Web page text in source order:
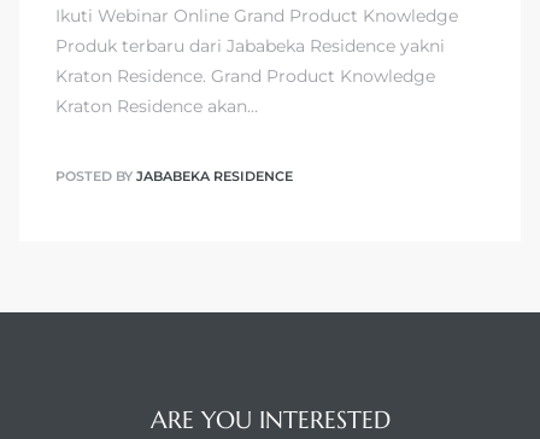
Ikuti Webinar Online Grand Product Knowledge
Produk terbaru dari Jababeka Residence yakni
Kraton Residence. Grand Product Knowledge
Kraton Residence akan…
POSTED BY JABABEKA RESIDENCE
ARE YOU INTERESTED